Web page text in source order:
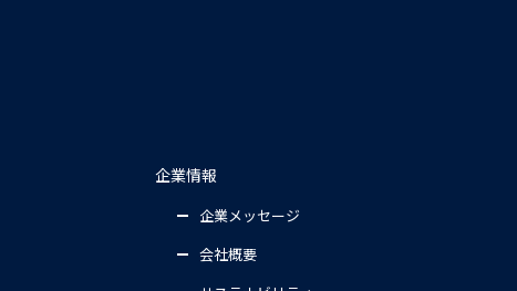
企業情報
企業メッセージ
会社概要